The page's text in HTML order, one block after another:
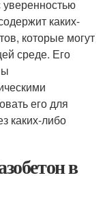
каких-
которые могут
среде. Его
его для
каких-либо
в